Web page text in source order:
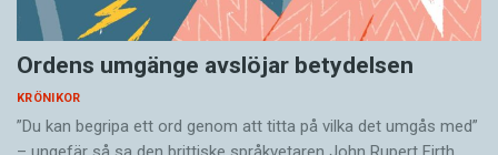
Ordens umgänge avslöjar betydelsen
KRÖNIKOR
”Du kan begripa ett ord genom att titta på vilka det umgås med”